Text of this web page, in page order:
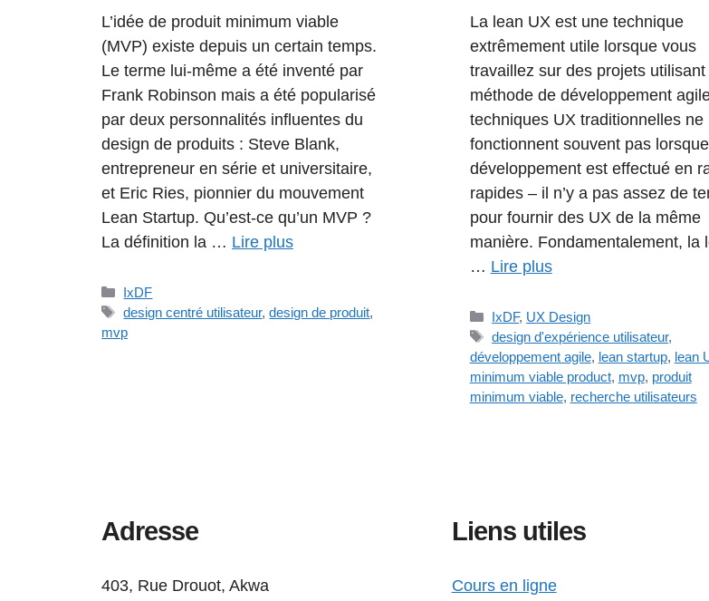
L’idée de produit minimum viable
(MVP) existe depuis un certain temps.
Le terme lui-même a été inventé par
Frank Robinson mais a été popularisé
par deux personnalités influentes du
design de produits : Steve Blank,
entrepreneur en série et universitaire,
et Eric Ries, pionnier du mouvement
Lean Startup. Qu’est-ce qu’un MVP ?
La définition la … Lire plus
Catégories
IxDF
Étiquettes
design centré utilisateur,design de produit,
mvp
La lean UX est une technique
extrêmement utile lorsque vous
travaillez sur des projets utilisant
méthode de développement
techniques UX traditionnelles ne
fonctionnent souvent pas
développement est effectué en
rapides – il n’y a pas assez de
pour fournir des UX de la même
manière. Fondamentalement, la
… Lire plus
Catégories
IxDF, UX Design
Étiquettes
design d'expérience utilisateur,
développement agile, lean startup, lean
minimum viable product, mvp, produit
minimum viable, recherche utilisateurs
Adresse
403, Rue Drouot, Akwa
Liens utiles
Cours en ligne